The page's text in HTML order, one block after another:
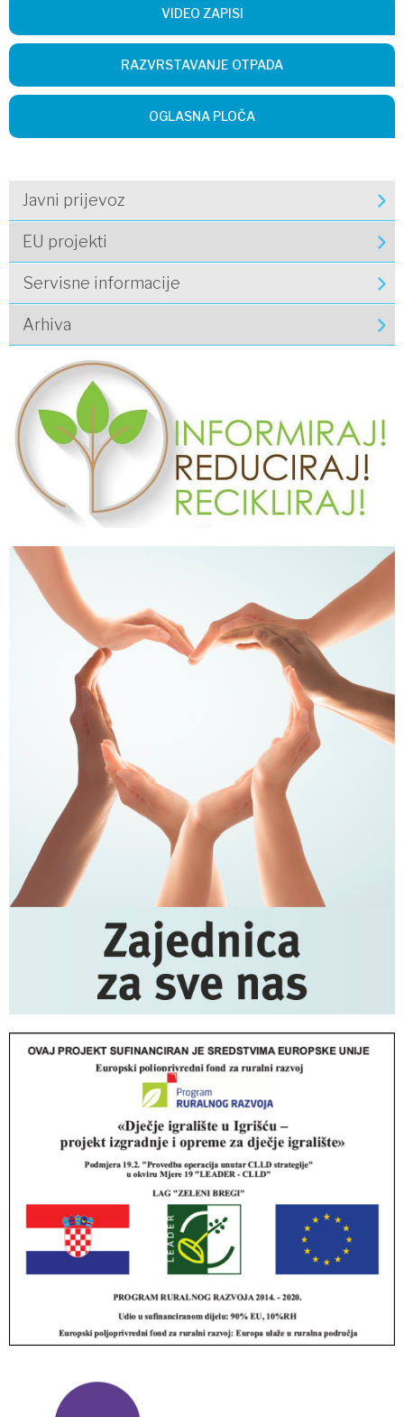
VIDEO ZAPISI
RAZVRSTAVANJE OTPADA
OGLASNA PLOČA
Javni prijevoz
EU projekti
Servisne informacije
Arhiva